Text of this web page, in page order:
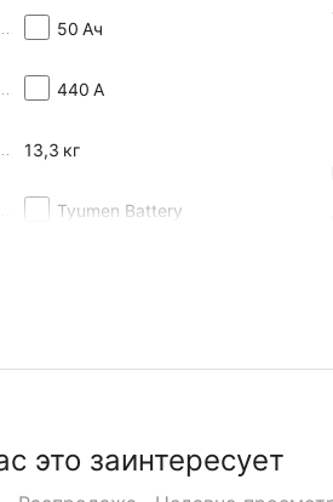
50 Aч
440 А
13,3 кг
Tyumen Battery
это заинтересует